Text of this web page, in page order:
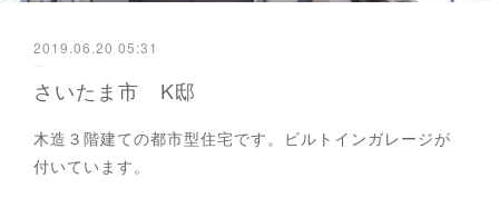
2019.06.20 05:31
さいたま市 K邸
木造３階建ての都市型住宅です。ビルトインガレージが
付いています。